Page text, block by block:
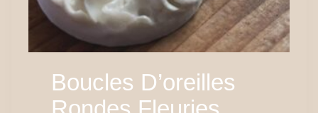
Boucles D’oreilles